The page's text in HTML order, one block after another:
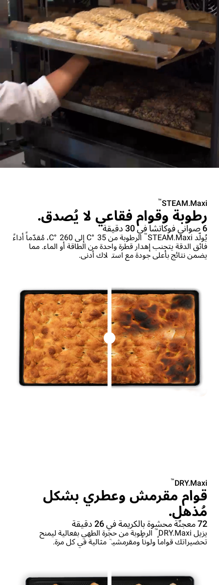
STEAM.Maxi
™
رطوبة وقوام فقاعي لا يُصدق.
6 صواني فوكاتشا في 30 دقيقة
يُولّد STEAM.Maxi ™
الرطوبة من 35 °C إلى 260 °C، مُقدّماً أداءً
فائق الدقة يتجنب إهدار قطرة واحدة من الطاقة أو الماء. مما
يضمن نتائج بأعلى جودة مع استهلاك أدنى.
DRY.Maxi
™
قوام مقرمش وعطري بشكل
مُذهل.
72 معجنّة محشوة بالكريمة في 26 دقيقة
يزيل DRY.Maxi ™ الرطوبة من حجرة الطهي بفعالية ليمنح
تحضيراتك قواماً ولوناً ومقرمشية مثالية في كل مرة.